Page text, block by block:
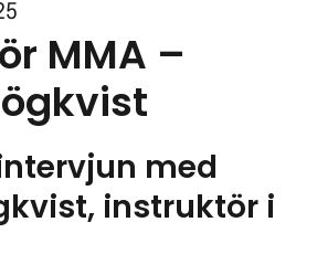
MMA –
med
instruktör i